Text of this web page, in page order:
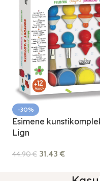
-30%
Esimene
Lign
44.90€ 31.43€